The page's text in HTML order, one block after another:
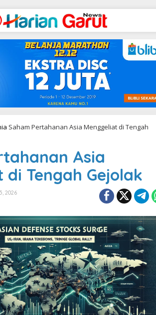
Saham Pertahanan Asia Menggeliat di Tengah
Asia
di Tengah Gejolak
2026